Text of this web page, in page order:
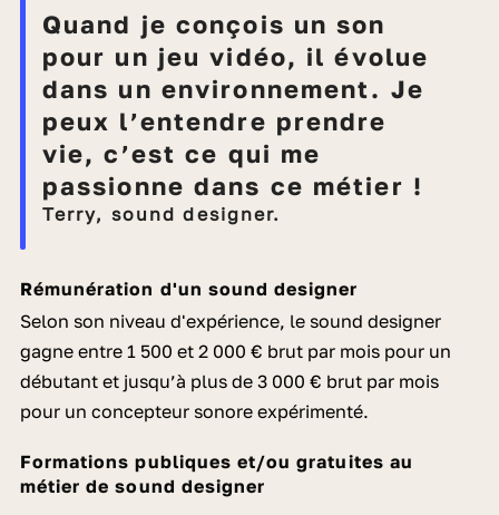
Quand je conçois un son
pour un jeu vidéo, il évolue
dans un environnement. Je
peux l’entendre prendre
vie, c’est ce qui me
passionne dans ce métier !
Terry, sound designer.
Rémunération d'un sound designer
Selon son niveau d'expérience, le sound designer
gagne entre 1 500 et 2 000 € brut par mois pour un
débutant et jusqu’à plus de 3 000 € brut par mois
pour un concepteur sonore expérimenté.
Formations publiques et/ou gratuites au
métier de sound designer